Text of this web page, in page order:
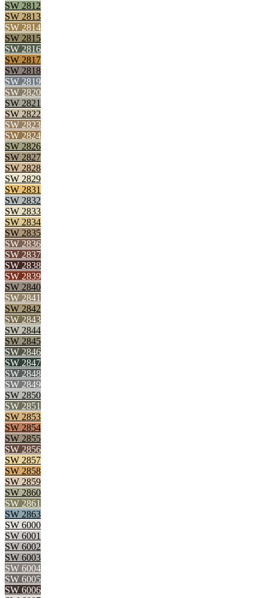
SW 2812
SW 2813
SW 2814
SW 2815
SW 2816
SW 2817
SW 2818
SW 2819
SW 2820
SW 2821
SW 2822
SW 2823
SW 2824
SW 2826
SW 2827
SW 2828
SW 2829
SW 2831
SW 2832
SW 2833
SW 2834
SW 2835
SW 2836
SW 2837
SW 2838
SW 2839
SW 2840
SW 2841
SW 2842
SW 2843
SW 2844
SW 2845
SW 2846
SW 2847
SW 2848
SW 2849
SW 2850
SW 2851
SW 2853
SW 2854
SW 2855
SW 2856
SW 2857
SW 2858
SW 2859
SW 2860
SW 2861
SW 2863
SW 6000
SW 6001
SW 6002
SW 6003
SW 6004
SW 6005
SW 6006